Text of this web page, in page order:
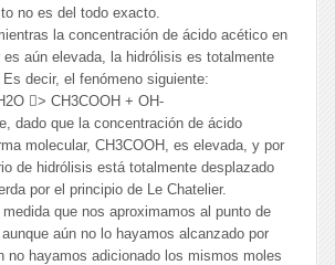
no es del todo exacto.
la concentración de ácido acético en
es aún elevada, la hidrólisis es totalmente
decir, el fenómeno siguiente:
> CH3COOH + OH-
dado que la concentración de ácido
molecular, CH3COOH, es elevada, y por
de hidrólisis está totalmente desplazado
por el principio de Le Chatelier.
que nos aproximamos al punto de
aún no lo hayamos alcanzado por
no hayamos adicionado los mismos moles